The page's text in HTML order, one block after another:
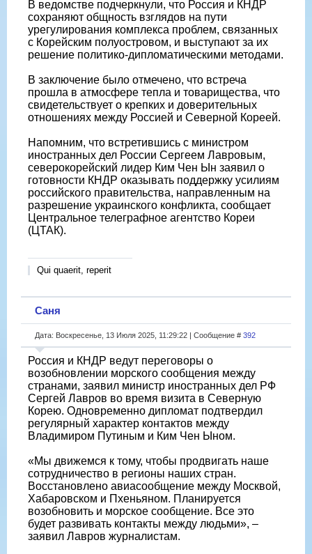
В ведомстве подчеркнули, что Россия и КНДР
сохраняют общность взглядов на пути
урегулирования комплекса проблем, связанных
с Корейским полуостровом, и выступают за их
решение политико-дипломатическими методами.
В заключение было отмечено, что встреча
прошла в атмосфере тепла и товарищества, что
свидетельствует о крепких и доверительных
отношениях между Россией и Северной Кореей.
Напомним, что встретившись с министром
иностранных дел России Сергеем Лавровым,
северокорейский лидер Ким Чен Ын заявил о
готовности КНДР оказывать поддержку усилиям
российского правительства, направленным на
разрешение украинского конфликта, сообщает
Центральное телеграфное агентство Кореи
(ЦТАК).
Qui quaerit, reperit
Саня
Дата: Воскресенье, 13 Июля 2025, 11:29:22 | Сообщение # 392
Россия и КНДР ведут переговоры о
возобновлении морского сообщения между
странами, заявил министр иностранных дел РФ
Сергей Лавров во время визита в Северную
Корею. Одновременно дипломат подтвердил
регулярный характер контактов между
Владимиром Путиным и Ким Чен Ыном.
«Мы движемся к тому, чтобы продвигать наше
сотрудничество в регионы наших стран.
Восстановлено авиасообщение между Москвой,
Хабаровском и Пхеньяном. Планируется
возобновить и морское сообщение. Все это
будет развивать контакты между людьми», –
заявил Лавров журналистам.